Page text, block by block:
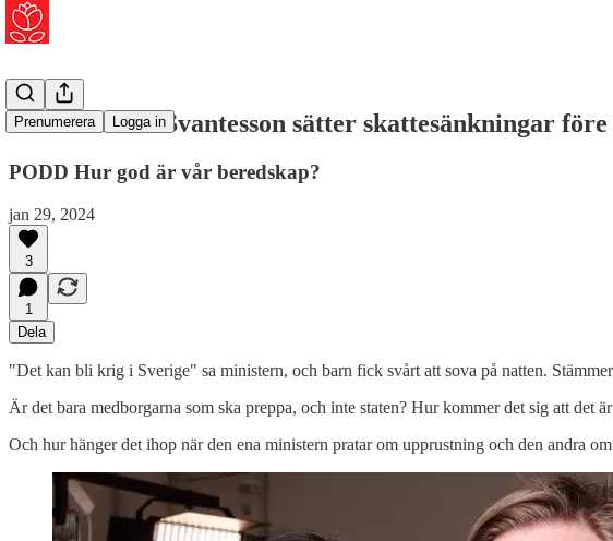
Prenumerera Logga in
Folkkanalen: Svantesson sätter skattesänkningar
PODD Hur god är vår beredskap?
jan 29, 2024
3
1
Dela
"Det kan bli krig i Sverige" sa ministern, och barn fick svårt att sova på natten.
Är det bara medborgarna som ska preppa, och inte staten? Hur kommer det sig att
Och hur hänger det ihop när den ena ministern pratar om upprustning och den andra